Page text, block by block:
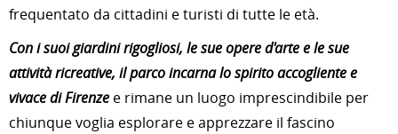
frequentato da cittadini e turisti di tutte le età.
Con i suoi giardini rigogliosi, le sue opere d'arte e le sue
attività ricreative, il parco incarna lo spirito accogliente e
vivace di Firenze e rimane un luogo imprescindibile per
chiunque voglia esplorare e apprezzare il fascino